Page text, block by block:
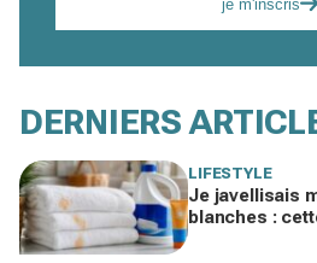
je m'inscris
DERNIERS
LIFESTYLE
Je javellisais
blanches :